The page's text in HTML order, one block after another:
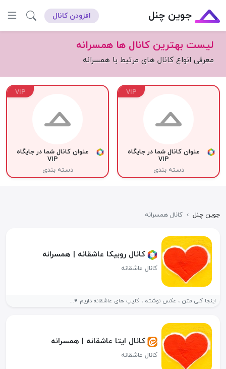
جوین چنل افزودن کانال
لیست بهترین کانال ها همسرانه
معرفی انواع کانال های مرتبط با همسرانه
VIP
عنوان کانال شما در جایگاه
VIP
دسته بندی
VIP
عنوان کانال شما در جایگاه
VIP
دسته بندی
جوین چنل › کانال همسرانه
کانال روبیکا عاشقانه | همسرانه
کانال عاشقانه
اینجا کلی متن ، عکس نوشته ، کلیپ های عاشقانه داریم ♥️...
کانال ایتا عاشقانه | همسرانه
کانال عاشقانه